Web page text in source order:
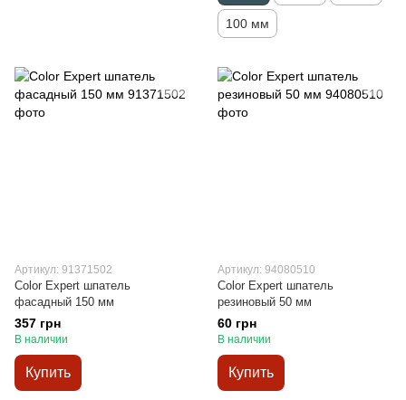
100 мм
Артикул: 91371502
Color Expert шпатель
фасадный 150 мм
357 грн
В наличии
Купить
Артикул: 94080510
Color Expert шпатель
резиновый 50 мм
60 грн
В наличии
Купить